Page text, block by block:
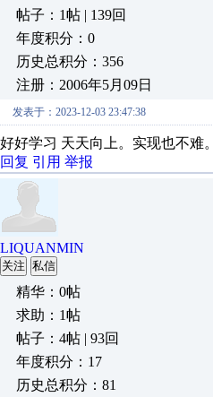
帖子：1帖 | 139回
年度积分：0
历史总积分：356
注册：2006年5月09日
发表于：2023-12-03 23:47:38
好好学习 天天向上。实现也不难
回复 引用 举报
LIQUANMIN
关注 私信
精华：0帖
求助：1帖
帖子：4帖 | 93回
年度积分：17
历史总积分：81